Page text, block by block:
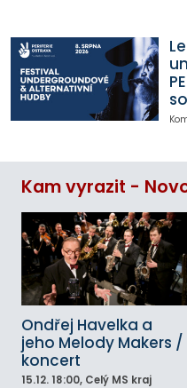
Kam vyrazit -
Ondřej Havelka a
jeho Melody Makers /
koncert
15.12. 18:00, Celý MS kraj